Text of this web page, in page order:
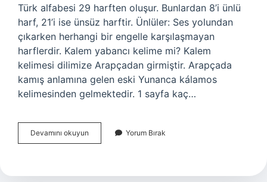
Türk alfabesi 29 harften oluşur. Bunlardan 8’i ünlü
harf, 21’i ise ünsüz harftir. Ünlüler: Ses yolundan
çıkarken herhangi bir engelle karşılaşmayan
harflerdir. Kalem yabancı kelime mi? Kalem
kelimesi dilimize Arapçadan girmiştir. Arapçada
kamış anlamına gelen eski Yunanca kálamos
kelimesinden gelmektedir. 1 sayfa kaç…
Devamını okuyun
Kaç
Yorum Bırak